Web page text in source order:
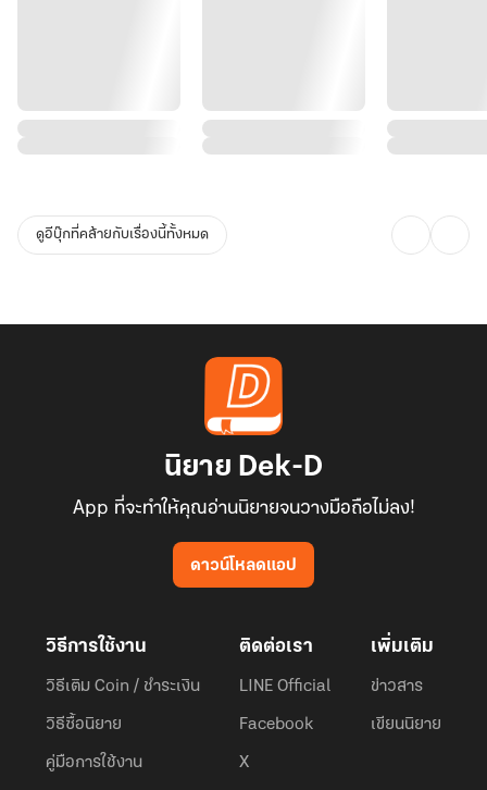
ดูอีบุ๊กที่คล้ายกับเรื่องนี้ทั้งหมด
นิยาย Dek-D
App ที่จะทำให้คุณอ่านนิยายจนวางมือถือไม่ลง!
ดาวน์โหลดแอป
วิธีการใช้งาน
วิธีเติม Coin / ชำระเงิน
วิธีซื้อนิยาย
คู่มือการใช้งาน
ติดต่อเรา
LINE Official
Facebook
X
เพิ่มเติม
ข่าวสาร
เขียนนิยาย